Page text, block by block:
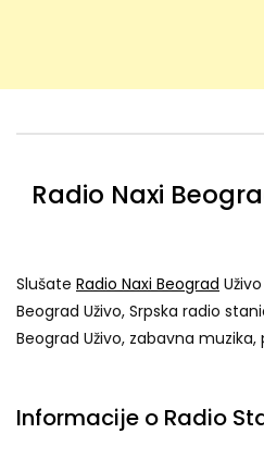
Radio Naxi
Slušate Radio Naxi Beograd
Beograd Uživo, Srpska radio
Beograd Uživo, zabavna muzika,
Informacije o Radio